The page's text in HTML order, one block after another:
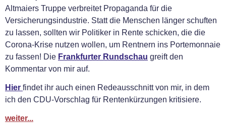
Altmaiers Truppe verbreitet Propaganda für die
Versicherungsindustrie. Statt die Menschen länger schuften
zu lassen, sollten wir Politiker in Rente schicken, die die
Corona-Krise nutzen wollen, um Rentnern ins Portemonnaie
zu fassen! Die Frankfurter Rundschau greift den
Kommentar von mir auf.
Hier findet ihr auch einen Redeausschnitt von mir, in dem
ich den CDU-Vorschlag für Rentenkürzungen kritisiere.
weiter...